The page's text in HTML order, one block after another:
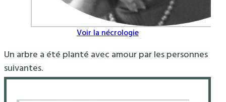
Voir la nécrologie
Un arbre a été planté avec amour par les personnes
suivantes.